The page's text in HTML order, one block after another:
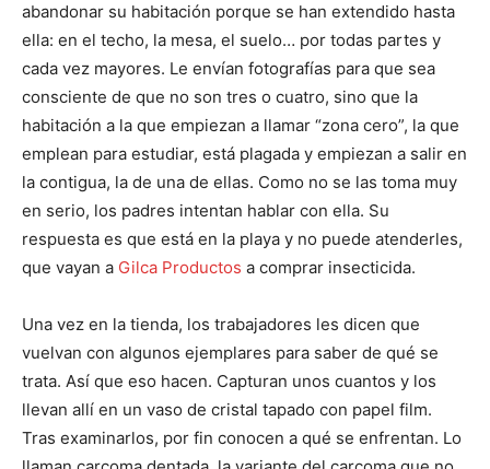
abandonar su habitación porque se han extendido hasta
ella: en el techo, la mesa, el suelo… por todas partes y
cada vez mayores. Le envían fotografías para que sea
consciente de que no son tres o cuatro, sino que la
habitación a la que empiezan a llamar “zona cero”, la que
emplean para estudiar, está plagada y empiezan a salir en
la contigua, la de una de ellas. Como no se las toma muy
en serio, los padres intentan hablar con ella. Su
respuesta es que está en la playa y no puede atenderles,
que vayan a Gilca Productos a comprar insecticida.
Una vez en la tienda, los trabajadores les dicen que
vuelvan con algunos ejemplares para saber de qué se
trata. Así que eso hacen. Capturan unos cuantos y los
llevan allí en un vaso de cristal tapado con papel film.
Tras examinarlos, por fin conocen a qué se enfrentan. Lo